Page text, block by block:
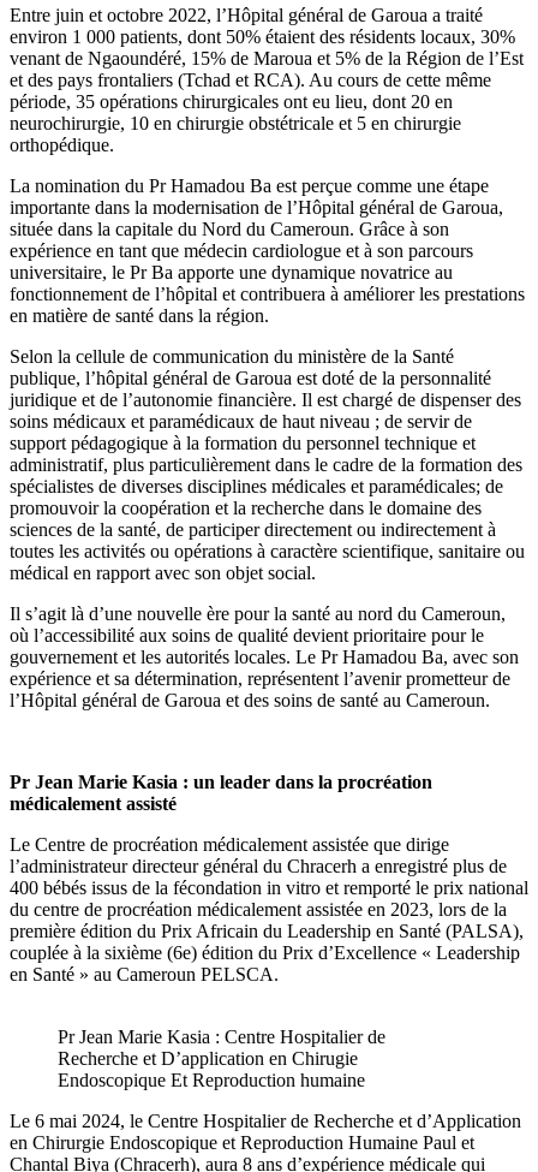
Entre juin et octobre 2022, l’Hôpital général de Garoua a traité
environ 1 000 patients, dont 50% étaient des résidents locaux, 30%
venant de Ngaoundéré, 15% de Maroua et 5% de la Région de l’Est
et des pays frontaliers (Tchad et RCA). Au cours de cette même
période, 35 opérations chirurgicales ont eu lieu, dont 20 en
neurochirurgie, 10 en chirurgie obstétricale et 5 en chirurgie
orthopédique.
La nomination du Pr Hamadou Ba est perçue comme une étape
importante dans la modernisation de l’Hôpital général de Garoua,
située dans la capitale du Nord du Cameroun. Grâce à son
expérience en tant que médecin cardiologue et à son parcours
universitaire, le Pr Ba apporte une dynamique novatrice au
fonctionnement de l’hôpital et contribuera à améliorer les prestations
en matière de santé dans la région.
Selon la cellule de communication du ministère de la Santé
publique, l’hôpital général de Garoua est doté de la personnalité
juridique et de l’autonomie financière. Il est chargé de dispenser des
soins médicaux et paramédicaux de haut niveau ; de servir de
support pédagogique à la formation du personnel technique et
administratif, plus particulièrement dans le cadre de la formation des
spécialistes de diverses disciplines médicales et paramédicales; de
promouvoir la coopération et la recherche dans le domaine des
sciences de la santé, de participer directement ou indirectement à
toutes les activités ou opérations à caractère scientifique, sanitaire ou
médical en rapport avec son objet social.
Il s’agit là d’une nouvelle ère pour la santé au nord du Cameroun,
où l’accessibilité aux soins de qualité devient prioritaire pour le
gouvernement et les autorités locales. Le Pr Hamadou Ba, avec son
expérience et sa détermination, représentent l’avenir prometteur de
l’Hôpital général de Garoua et des soins de santé au Cameroun.
Pr Jean Marie Kasia : un leader dans la procréation
médicalement assisté
Le Centre de procréation médicalement assistée que dirige
l’administrateur directeur général du Chracerh a enregistré plus de
400 bébés issus de la fécondation in vitro et remporté le prix national
du centre de procréation médicalement assistée en 2023, lors de la
première édition du Prix Africain du Leadership en Santé (PALSA),
couplée à la sixième (6e) édition du Prix d’Excellence « Leadership
en Santé » au Cameroun PELSCA.
Pr Jean Marie Kasia : Centre Hospitalier de
Recherche et D’application en Chirugie
Endoscopique Et Reproduction humaine
Le 6 mai 2024, le Centre Hospitalier de Recherche et d’Application
en Chirurgie Endoscopique et Reproduction Humaine Paul et
Chantal Biya (Chracerh), aura 8 ans d’expérience médicale qui